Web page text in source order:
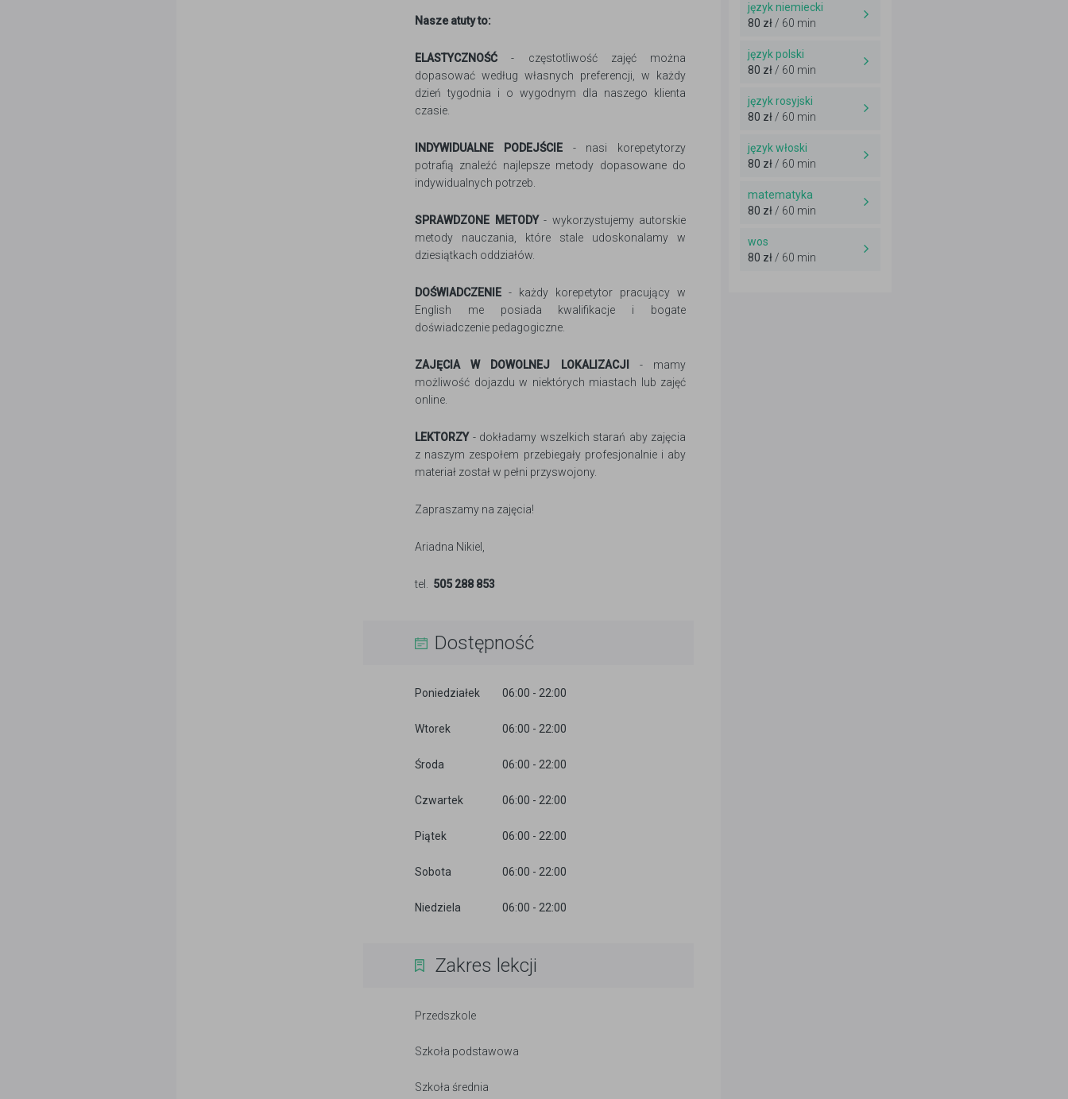
Nasze atuty to:
ELASTYCZNOŚĆ - częstotliwość zajęć można
dopasować według własnych preferencji, w każdy
dzień tygodnia i o wygodnym dla naszego klienta
czasie.
INDYWIDUALNE PODEJŚCIE- nasi korepetytorzy
potrafią znaleźć najlepsze metody dopasowane do
indywidualnych potrzeb.
SPRAWDZONE METODY- wykorzystujemy autorskie
metody nauczania, które stale udoskonalamy w
dziesiątkach oddziałów.
DOŚWIADCZENIE - każdy korepetytor pracujący w
English me posiada kwalifikacje i bogate
doświadczenie pedagogiczne.
ZAJĘCIA W DOWOLNEJ LOKALIZACJI
- mamy
możliwość dojazdu w niektórych miastach lub zajęć
online.
LEKTORZY- dokładamy wszelkich starań aby zajęcia
z naszym zespołem przebiegały profesjonalnie i aby
materiał został w pełni przyswojony.
Zapraszamy na zajęcia!
Ariadna Nikiel,
tel. 505 288 853
Dostępność
Poniedziałek 06:00 - 22:00
Wtorek 06:00 - 22:00
Środa 06:00 - 22:00
Czwartek 06:00 - 22:00
Piątek 06:00 - 22:00
Sobota 06:00 - 22:00
Niedziela 06:00 - 22:00
Zakres lekcji
Przedszkole
Szkoła podstawowa
Szkoła średnia
język niemiecki
80 zł / 60 min
język polski
80 zł / 60 min
język rosyjski
80 zł / 60 min
język włoski
80 zł / 60 min
matematyka
80 zł / 60 min
wos
80 zł / 60 min